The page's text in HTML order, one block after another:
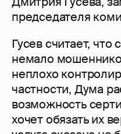
председателя
Гусев считает,
немало
неплохо
частности, Дума
возможность
хочет обязать их